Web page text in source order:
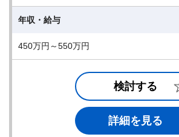
年収・給与
450万円～550万円
検討する
詳細を見る